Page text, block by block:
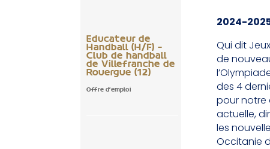
Educateur de
Handball (H/F) –
Club de handball
de Villefranche de
Rouergue (12)
Offre d'emploi
2024-
Qui dit
de
des 4
pour notre
actuelle,
les
Occitanie